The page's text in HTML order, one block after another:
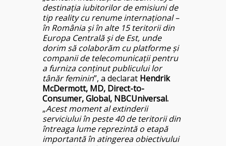
destinația iubitorilor de emisiuni de
tip reality cu renume internațional –
în România și în alte 15 teritorii din
Europa Centrală și de Est, unde
dorim să colaborăm cu platforme și
companii de telecomunicații pentru
a furniza conținut publicului lor
tânăr feminin”, a declarat Hendrik
McDermott, MD, Direct-to-
Consumer, Global, NBCUniversal.
„Acest moment al extinderii
serviciului în peste 40 de teritorii din
întreaga lume reprezintă o etapă
importantă în atingerea obiectivului